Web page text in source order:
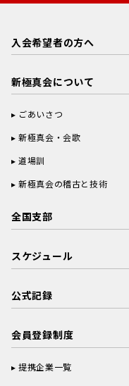
入会希望者の方へ
新極真会について
ごあいさつ
新極真会・会歌
道場訓
新極真会の稽古と技術
全国支部
スケジュール
公式記録
会員登録制度
提携企業一覧